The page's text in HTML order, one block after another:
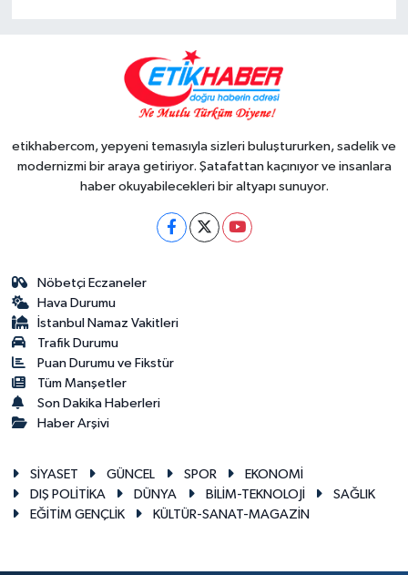
etikhabercom, yepyeni temasıyla sizleri buluştururken, sadelik ve
modernizmi bir araya getiriyor. Şatafattan kaçınıyor ve insanlara
haber okuyabilecekleri bir altyapı sunuyor.
Nöbetçi Eczaneler
Hava Durumu
İstanbul Namaz Vakitleri
Trafik Durumu
Puan Durumu ve Fikstür
Tüm Manşetler
Son Dakika Haberleri
Haber Arşivi
SİYASET GÜNCEL SPOR
EKONOMİ
DIŞ POLİTİKA
DÜNYA BİLİM-TEKNOLOJİ
SAĞLIK
EĞİTİM GENÇLİK
KÜLTÜR-SANAT-MAGAZİN